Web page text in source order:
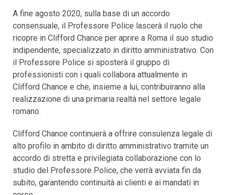
A fine agosto 2020, sulla base di un accordo
consensuale, il Professore Police lascerà il ruolo che
ricopre in Clifford Chance per aprire a Roma il suo studio
indipendente, specializzato in diritto amministrativo. Con
il Professore Police si sposterà il gruppo di
professionisti con i quali collabora attualmente in
Clifford Chance e che, insieme a lui, contribuiranno alla
realizzazione di una primaria realtà nel settore legale
romano.
Clifford Chance continuerà a offrire consulenza legale di
alto profilo in ambito di diritto amministrativo tramite un
accordo di stretta e privilegiata collaborazione con lo
studio del Professore Police, che verrà avviata fin da
subito, garantendo continuità ai clienti e ai mandati in